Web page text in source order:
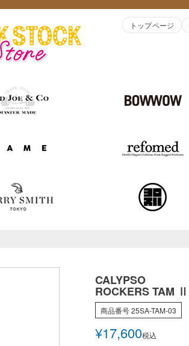
トップページ
CALYPSO
ROCKERS TAM Ⅱ
商品番号25SA-TAM-03
¥17,600税込